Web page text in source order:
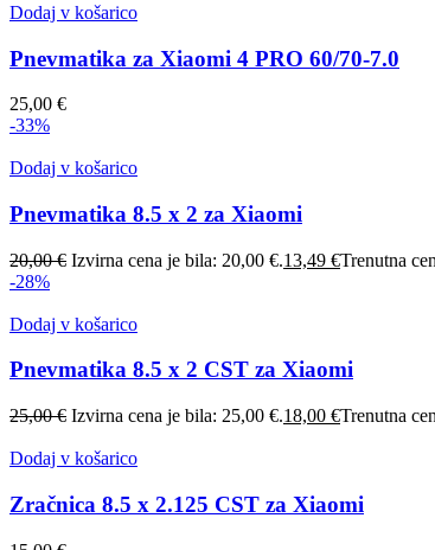
Dodaj v košarico
Pnevmatika za Xiaomi 4 PRO 60/70-7.0
25,00 €
-33%
Dodaj v košarico
Pnevmatika 8.5 x 2 za Xiaomi
20,00€ Izvirna cena je bila: 20,00 €.13,49 €Trenutna
-28%
Dodaj v košarico
Pnevmatika 8.5 x 2 CST za Xiaomi
25,00€ Izvirna cena je bila: 25,00 €.18,00 €Trenutna
Dodaj v košarico
Zračnica 8.5 x 2.125 CST za Xiaomi